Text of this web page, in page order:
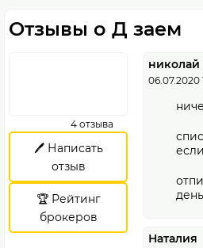
Отзывы о Д заем
4 отзыва
🖊️ Написать
отзыв
🏆 Рейтинг
брокеров
николай
06.07.2020
Наталия